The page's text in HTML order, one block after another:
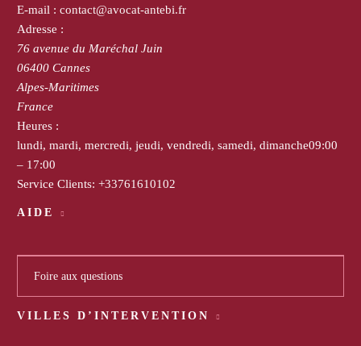
E-mail : contact@avocat-antebi.fr
Adresse :
76 avenue du Maréchal Juin
06400 Cannes
Alpes-Maritimes
France
Heures :
lundi, mardi, mercredi, jeudi, vendredi, samedi, dimanche09:00
– 17:00
Service Clients: +33761610102
AIDE
Foire aux questions
VILLES D’INTERVENTION